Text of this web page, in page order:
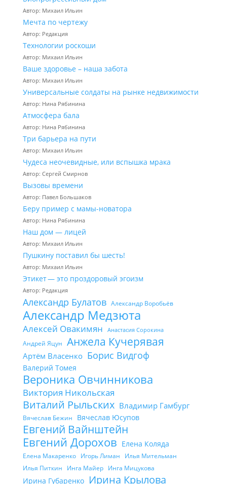
Автор: Михаил Ильин
Мечта по чертежу
Автор: Редакция
Технологии роскоши
Автор: Михаил Ильин
Ваше здоровье – наша забота
Автор: Михаил Ильин
Универсальные солдаты на рынке недвижимости
Автор: Нина Рябинина
Атмосфера бала
Автор: Нина Рябинина
Три барьера на пути
Автор: Михаил Ильин
Чудеса неочевидные, или вспышка мрака
Автор: Сергей Смирнов
Вызовы времени
Автор: Павел Большаков
Беру пример с мамы-новатора
Автор: Нина Рябинина
Наш дом — лицей
Автор: Михаил Ильин
Пушкину поставил бы шесть!
Автор: Михаил Ильин
Этикет — это проздоровый эгоизм
Автор: Редакция
Александр Булатов Александр Воробьёв
Александр Медзюта
Алексей Овакимян Анастасия Сорокина
Андрей Яцун Анжела Кучерявая
Артём Власенко Борис Видгоф
Валерий Томея
Вероника Овчинникова
Виктория Никольская
Виталий Рыльских Владимир Гамбург
Вячеслав Бежин Вячеслав Юсупов
Евгений Вайнштейн
Евгений Дорохов Елена Коляда
Елена Макаренко Игорь Лиман
Илья Мительман
Илья Питкин
Инга Майер Инга Мицукова
Ирина Губаренко Ирина Крылова